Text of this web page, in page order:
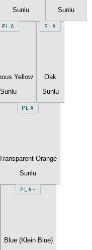
Sunlu
Sunlu
PLA
Yellow
Sunlu
PLA
Oak
Sunlu
PLA
Orange
Sunlu
PLA+
Blue (Klein Blue)